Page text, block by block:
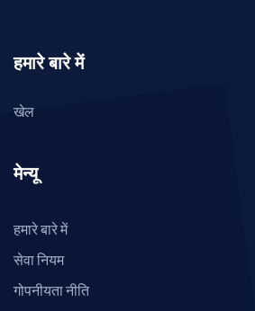
हमारे बारे में
खेल
मेन्यू
हमारे बारे में
सेवा नियम
गोपनीयता नीति